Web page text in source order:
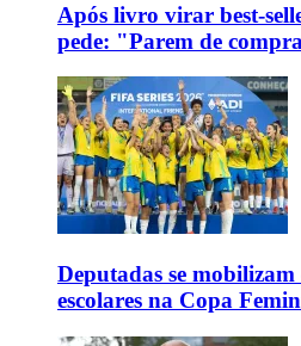
Após livro virar best-
pede: "Parem de
Deputadas se
escolares na Copa